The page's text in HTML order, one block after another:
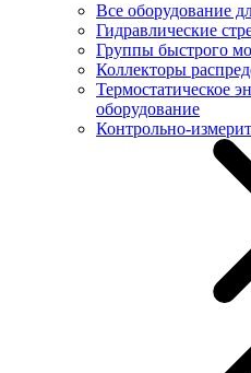
Все оборудование
Гидравлические
Группы быстрого
Коллекторы
Термостатическое
оборудование
Контрольно-